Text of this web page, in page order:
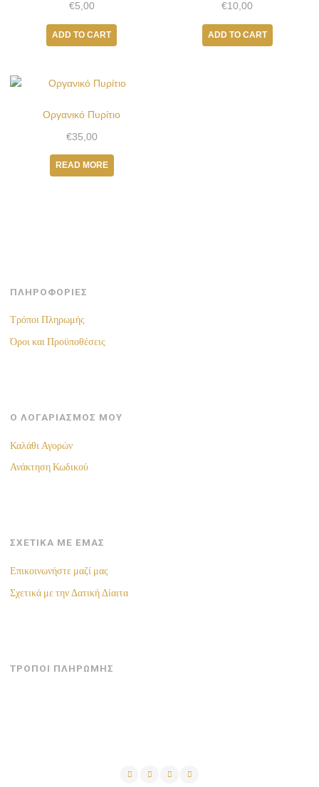
€5,00
ADD TO CART
€10,00
ADD TO CART
Οργανικό Πυρίτιο
€35,00
READ MORE
ΠΛΗΡΟΦΟΡΙΕΣ
Τρόποι Πληρωμής
Όροι και Προϋποθέσεις
Ο ΛΟΓΑΡΙΑΣΜΟΣ ΜΟΥ
Καλάθι Αγορών
Ανάκτηση Κωδικού
ΣΧΕΤΙΚΑ ΜΕ ΕΜΑΣ
Επικοινωνήστε μαζί μας
Σχετικά με την Δατική Δίαιτα
ΤΡΟΠΟΙ ΠΛΗΡΩΜΗΣ